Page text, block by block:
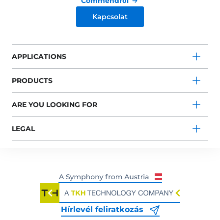
Kapcsolat
APPLICATIONS
PRODUCTS
ARE YOU LOOKING FOR
LEGAL
Hírlevél feliratkozás